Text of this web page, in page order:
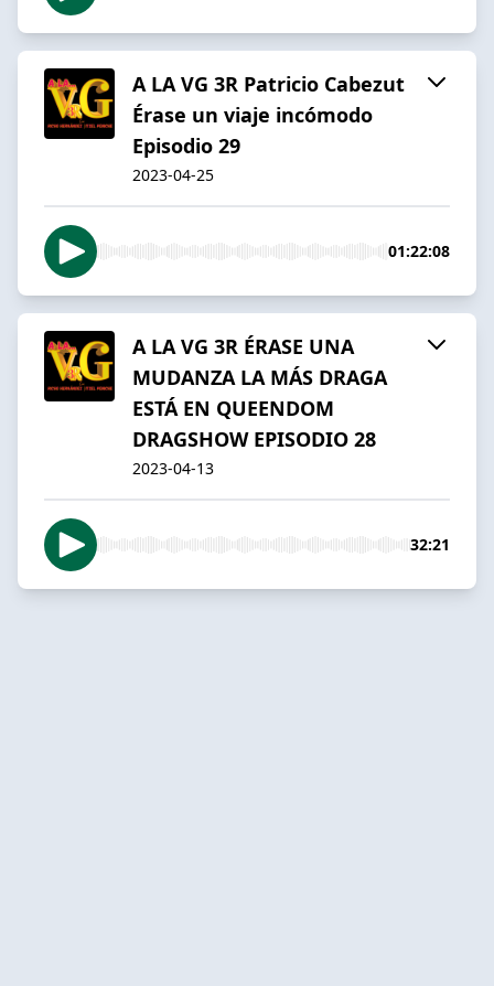
A LA VG 3R Patricio Cabezut
Érase un viaje incómodo
Episodio 29
2023-04-25
01:22:08
A LA VG 3R ÉRASE UNA
MUDANZA LA MÁS DRAGA
ESTÁ EN QUEENDOM
DRAGSHOW EPISODIO 28
2023-04-13
32:21